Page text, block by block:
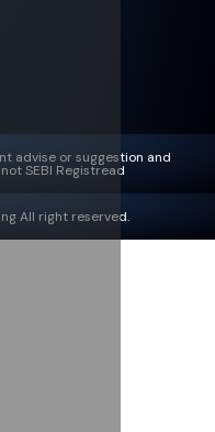
advise or suggestion and
SEBI Registread
All right reserved.